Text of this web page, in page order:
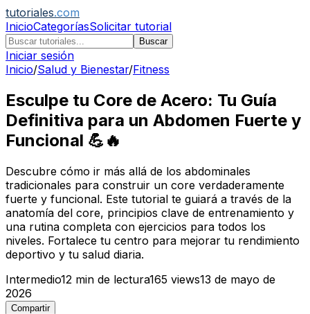
tutoriales.com
InicioCategoríasSolicitar tutorial
Buscar
Iniciar sesión
Inicio/Salud y Bienestar/Fitness
Esculpe tu Core de Acero: Tu Guía
Definitiva para un Abdomen Fuerte y
Funcional 💪🔥
Descubre cómo ir más allá de los abdominales
tradicionales para construir un core verdaderamente
fuerte y funcional. Este tutorial te guiará a través de la
anatomía del core, principios clave de entrenamiento y
una rutina completa con ejercicios para todos los
niveles. Fortalece tu centro para mejorar tu rendimiento
deportivo y tu salud diaria.
Intermedio12 min de lectura165 views13 de mayo de
2026
Compartir